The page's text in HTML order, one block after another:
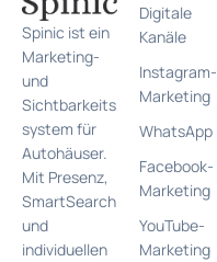
Spinic ist ein
Marketing-
und
Sichtbarkeits
system für
Autohäuser.
Mit Presenz,
SmartSearch
und
individuellen
Digitale
Kanäle
Instagram-
Marketing
WhatsApp
Facebook-
Marketing
YouTube-
Marketing